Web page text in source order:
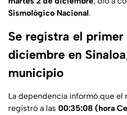
Sismológico Nacional.
Se registra el
diciembre en
municipio
La dependencia informó que
registró a las 00:35:08 (hora